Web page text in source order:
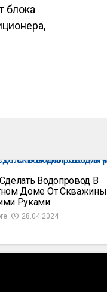
блока
Водопровод В
Доме От Скважины
Руками
28.04.2024